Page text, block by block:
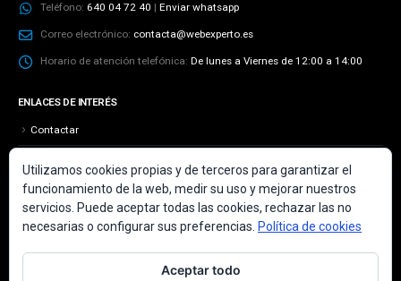
Teléfono: 640 04 72 40 | Enviar whatsapp
Correo electrónico: contacta@webexperto.es
Horario de atención telefónica: De lunes a Viernes de 12:00 a 14:00
ENLACES DE INTERÉS
Contactar
Más información sobre las cookies
Política de cookies
Política de privacidad
Utilizamos cookies propias y de terceros para garantizar el
funcionamiento de la web, medir su uso y mejorar nuestros
servicios. Puede aceptar todas las cookies, rechazar las no
necesarias o configurar sus preferencias. Política de cookies
Aceptar todo